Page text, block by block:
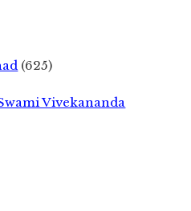
(625)
Vivekananda